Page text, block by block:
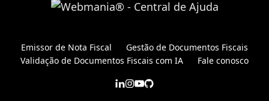
Emissor de Nota Fiscal
Gestão de Documentos Fiscais
Validação de Documentos Fiscais com IA
Fale conosco